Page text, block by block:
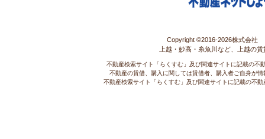
Copyright ©2016-2026株式会社
上越・妙高・糸魚川など、上越の
不動産検索サイト「らくすむ」及び関連サイトに記載の不
不動産の賃借、購入に関しては賃借者、購入者ご自身が
不動産検索サイト「らくすむ」及び関連サイトに記載の不